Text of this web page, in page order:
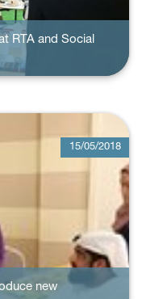
RTA and Social
new
15/05/2018